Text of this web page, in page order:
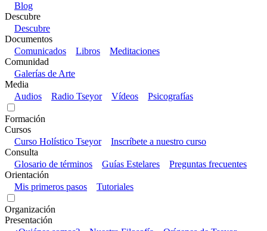
Blog
Descubre
Descubre
Documentos
Comunicados
Libros
Meditaciones
Comunidad
Galerías de Arte
Media
Audios
Radio Tseyor Vídeos Psicografías
Formación
Cursos
Curso Holístico Tseyor
Inscríbete a nuestro curso
Consulta
Glosario de términos
Guías Estelares
Preguntas frecuentes
Orientación
Mis primeros pasos
Tutoriales
Organización
Presentación